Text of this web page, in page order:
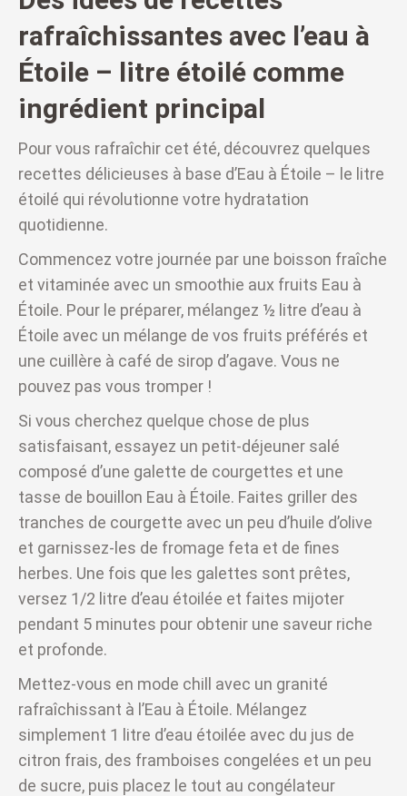
rafraîchissantes avec l’eau à
Étoile – litre étoilé comme
ingrédient principal
Pour vous rafraîchir cet été, découvrez quelques
recettes délicieuses à base d’Eau à Étoile – le litre
étoilé qui révolutionne votre hydratation
quotidienne.
Commencez votre journée par une boisson fraîche
et vitaminée avec un smoothie aux fruits Eau à
Étoile. Pour le préparer, mélangez ½ litre d’eau à
Étoile avec un mélange de vos fruits préférés et
une cuillère à café de sirop d’agave. Vous ne
pouvez pas vous tromper !
Si vous cherchez quelque chose de plus
satisfaisant, essayez un petit-déjeuner salé
composé d’une galette de courgettes et une
tasse de bouillon Eau à Étoile. Faites griller des
tranches de courgette avec un peu d’huile d’olive
et garnissez-les de fromage feta et de fines
herbes. Une fois que les galettes sont prêtes,
versez 1/2 litre d’eau étoilée et faites mijoter
pendant 5 minutes pour obtenir une saveur riche
et profonde.
Mettez-vous en mode chill avec un granité
rafraîchissant à l’Eau à Étoile. Mélangez
simplement 1 litre d’eau étoilée avec du jus de
citron frais, des framboises congelées et un peu
de sucre, puis placez le tout au congélateur